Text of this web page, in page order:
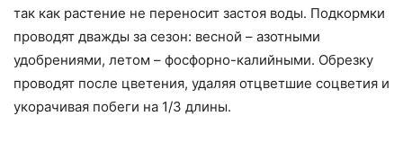
так как растение не переносит застоя воды. Подкормки
проводят дважды за сезон: весной – азотными
удобрениями, летом – фосфорно-калийными. Обрезку
проводят после цветения, удаляя отцветшие соцветия и
укорачивая побеги на 1/3 длины.